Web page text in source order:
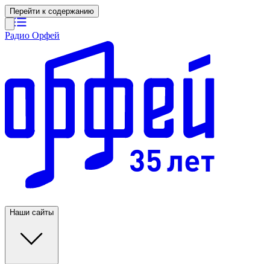
Перейти к содержанию
Радио Орфей
Наши сайты